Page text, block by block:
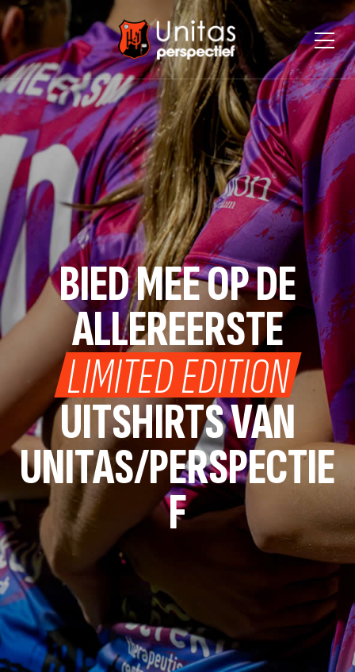
BIED MEE OP DE
ALLEREERSTE
LIMITED EDITION
UITSHIRTS VAN
UNITAS/PERSPECTIE
F